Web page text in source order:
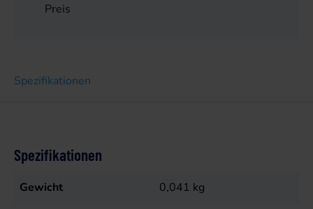
Preis
Spezifikationen
Spezifikationen
Gewicht 0,041 kg